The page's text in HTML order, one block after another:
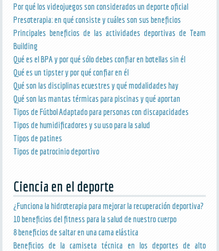
Por qué los videojuegos son considerados un deporte oficial
Presoterapia: en qué consiste y cuáles son sus beneficios
Principales beneficios de las actividades deportivas de Team
Building
Qué es el BPA y por qué sólo debes confiar en botellas sin él
Qué es un tipster y por qué confiar en él
Qué son las disciplinas ecuestres y qué modalidades hay
Qué son las mantas térmicas para piscinas y qué aportan
Tipos de Fútbol Adaptado para personas con discapacidades
Tipos de humidificadores y su uso para la salud
Tipos de patines
Tipos de patrocinio deportivo
Ciencia en el deporte
¿Funciona la hidroterapia para mejorar la recuperación deportiva?
10 beneficios del fitness para la salud de nuestro cuerpo
8 beneficios de saltar en una cama elástica
Beneficios de la camiseta técnica en los deportes de alto